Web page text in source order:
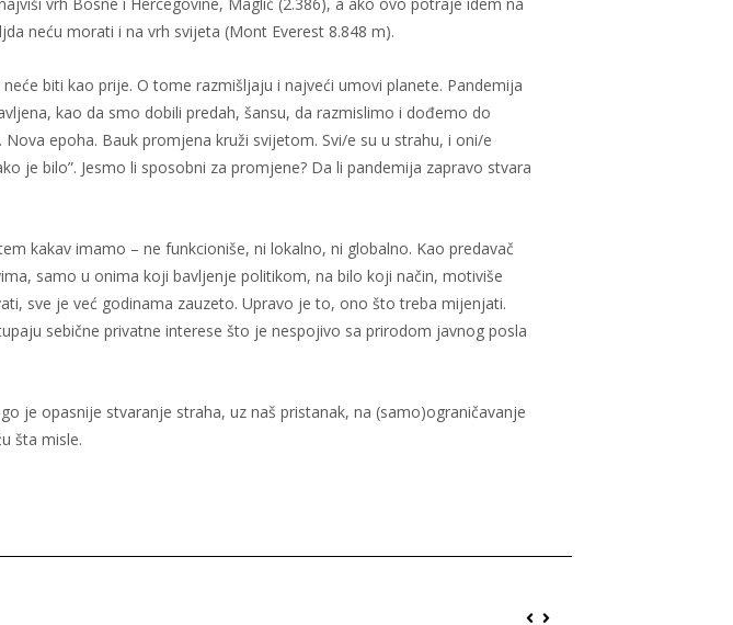
neću morati i na vrh svijeta (Mont Everest 8.848 m).
biti kao prije. O tome razmišljaju i najveći umovi planete. Pandemija
kao da smo dobili predah, šansu, da razmislimo i dođemo do
epoha. Bauk promjena kruži svijetom. Svi/e su u strahu, i oni/e
je bilo”. Jesmo li sposobni za promjene? Da li pandemija zapravo stvara
kakav imamo – ne funkcioniše, ni lokalno, ni globalno. Kao predavač
samo u onima koji bavljenje politikom, na bilo koji način, motiviše
sve je već godinama zauzeto. Upravo je to, ono što treba mijenjati.
sebične privatne interese što je nespojivo sa prirodom javnog posla
je opasnije stvaranje straha, uz naš pristanak, na (samo)ograničavanje
šta misle.